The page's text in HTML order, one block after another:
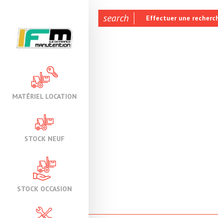
MATÉRIEL LOCATION
STOCK NEUF
STOCK OCCASION
search Effectuer une